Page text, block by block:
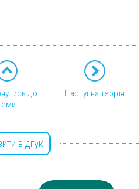
до
Наступна теорія
відгук